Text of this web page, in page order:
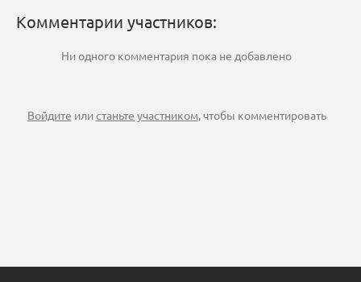
Комментарии участников:
Ни одного комментария пока не добавлено
Войдите илистаньте участником, чтобы комментировать